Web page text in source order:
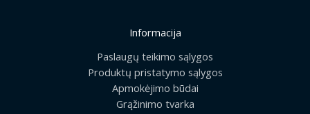
Informacija
Paslaugų teikimo sąlygos
Produktų pristatymo sąlygos
Apmokėjimo būdai
Grąžinimo tvarka